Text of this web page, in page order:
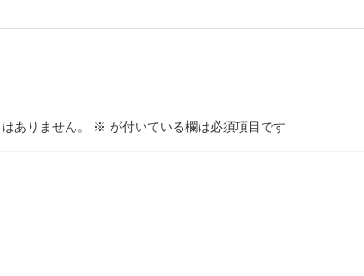
ありません。 ※ が付いている欄は必須項目です